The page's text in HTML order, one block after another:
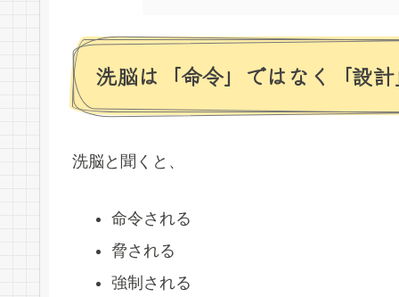
洗脳は「命令」ではなく「設
洗脳と聞くと、
命令される
脅される
強制される